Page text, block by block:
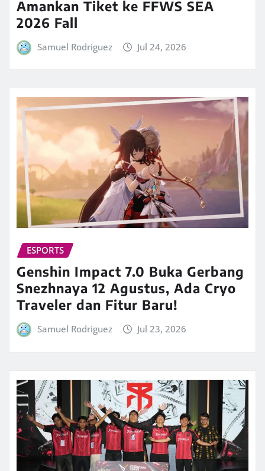
Amankan Tiket ke FFWS SEA
2026 Fall
Samuel Rodriguez Jul 24, 2026
ESPORTS
Genshin Impact 7.0 Buka Gerbang
Snezhnaya 12 Agustus, Ada Cryo
Traveler dan Fitur Baru!
Samuel Rodriguez Jul 23, 2026